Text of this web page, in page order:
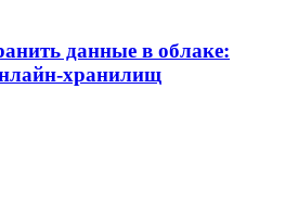
данные в облаке:
хранилищ